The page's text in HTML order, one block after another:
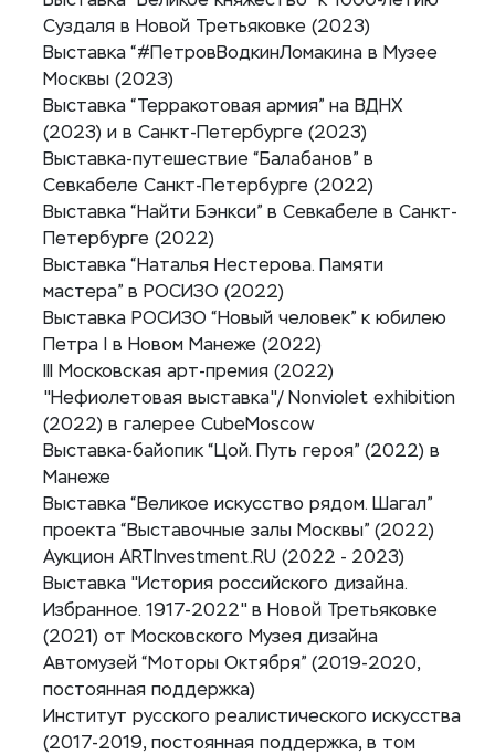
Суздаля в Новой Третьяковке (2023)
Выставка “#ПетровВодкинЛомакина в Музее
Москвы (2023)
Выставка “Терракотовая армия” на ВДНХ
(2023) и в Санкт-Петербурге (2023)
Выставка-путешествие “Балабанов” в
Севкабеле Санкт-Петербурге (2022)
Выставка “Найти Бэнкси” в Севкабеле в Санкт-
Петербурге (2022)
Выставка “Наталья Нестерова. Памяти
мастера” в РОСИЗО (2022)
Выставка РОСИЗО “Новый человек” к юбилею
Петра I в Новом Манеже (2022)
III Московская арт-премия (2022)
"Нефиолетовая выставка"/ Nonviolet exhibition
(2022) в галерее CubeMoscow
Выставка-байопик “Цой. Путь героя” (2022) в
Манеже
Выставка “Великое искусство рядом. Шагал”
проекта “Выставочные залы Москвы” (2022)
Аукцион ARTInvestment.RU (2022 - 2023)
Выставка "История российского дизайна.
Избранное. 1917-2022" в Новой Третьяковке
(2021) от Московского Музея дизайна
Автомузей “Моторы Октября” (2019-2020,
постоянная поддержка)
Институт русского реалистического искусства
(2017-2019, постоянная поддержка, в том